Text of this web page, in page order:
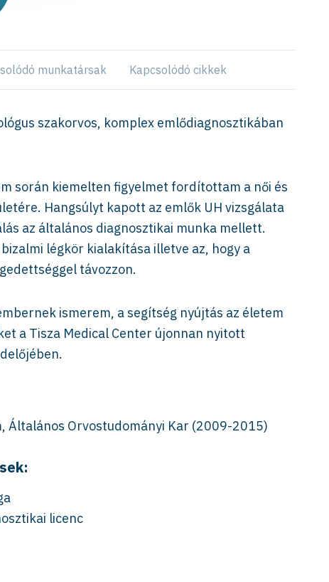
munkatársak Kapcsolódó cikkek
szakorvos, komplex emlődiagnosztikában
során kiemelten figyelmet fordítottam a női és
Hangsúlyt kapott az emlők UH vizsgálata
az általános diagnosztikai munka mellett.
légkör kialakítása illetve az, hogy a
távozzon.
ismerem, a segítség nyújtás az életem
a Tisza Medical Center újonnan nyitott
Általános Orvostudományi Kar (2009-2015)
licenc